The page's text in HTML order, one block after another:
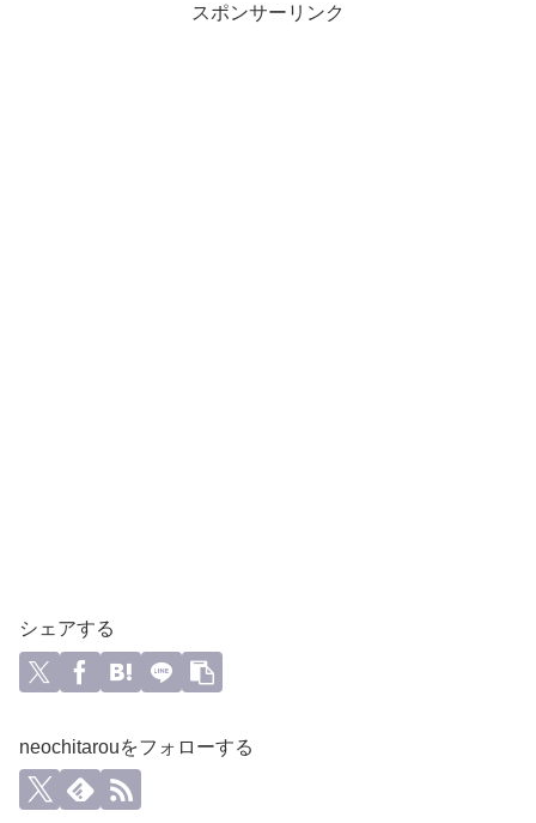
スポンサーリンク
シェアする
neochitarouをフォローする